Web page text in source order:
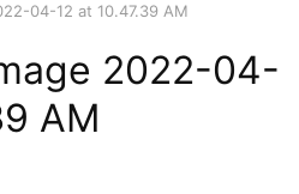
04-12 at 10.47.39 AM
2022-04-
AM